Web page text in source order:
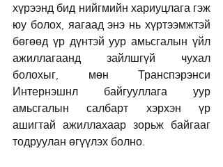
хүрээнд бид нийгмийн хариуцлага гэж
юу болох, яагаад энэ нь хүртээмжтэй
бөгөөд үр дүнтэй уур амьсгалын үйл
ажиллагаанд зайлшгүй чухал
болохыг, мөн Транспэрэнси
Интернэшнл байгууллага уур
амьсгалын салбарт хэрхэн үр
ашигтай ажиллахаар зорьж байгааг
тодруулан өгүүлэх болно.